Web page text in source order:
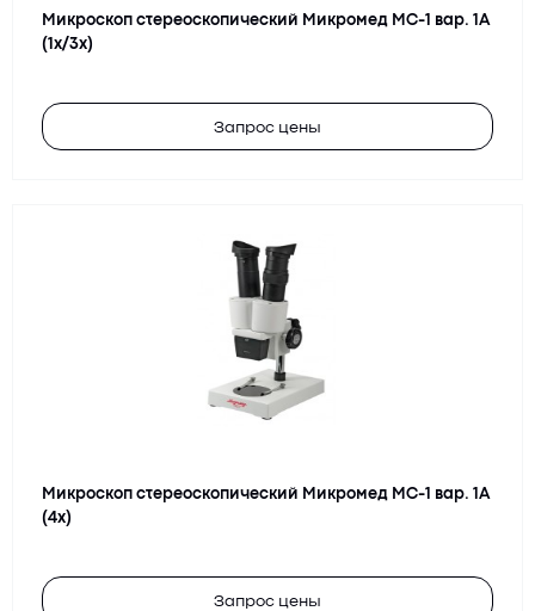
Микроскоп стереоскопический Микромед МС-1 вар. 1A
(1х/3х)
Запрос цены
Микроскоп стереоскопический Микромед МС-1 вар. 1A
(4х)
Запрос цены